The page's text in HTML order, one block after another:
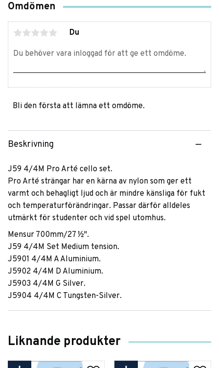
Omdömen
Du
Bli den första att lämna ett omdöme.
Beskrivning
J59 4/4M Pro Arté cello set.
Pro Arté strängar har en kärna av nylon som ger ett
varmt och behagligt ljud och är mindre känsliga för fukt
och temperaturförändringar. Passar därför alldeles
utmärkt för studenter och vid spel utomhus.
Mensur 700mm/27 ½".
J59 4/4M Set Medium tension.
J5901 4/4M A Aluminium.
J5902 4/4M D Aluminium.
J5903 4/4M G Silver.
J5904 4/4M C Tungsten-Silver.
Liknande produkter